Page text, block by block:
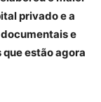
privado e a
e
estão agora